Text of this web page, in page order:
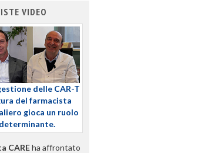
VIDEO
delle CAR-T
del farmacista
gioca un ruolo
determinante.
CAREha affrontato